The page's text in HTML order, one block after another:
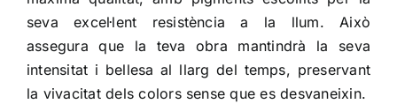
seva excel·lent resistència a la llum. Això
assegura que la teva obra mantindrà la seva
intensitat i bellesa al llarg del temps, preservant
la vivacitat dels colors sense que es desvaneixin.